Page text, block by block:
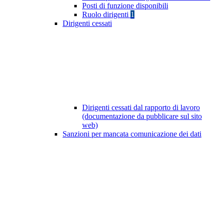
Posti di funzione disponibili
Ruolo dirigenti 1
Dirigenti cessati
Dirigenti cessati dal rapporto di lavoro
(documentazione da pubblicare sul sito
web)
Sanzioni per mancata comunicazione dei dati